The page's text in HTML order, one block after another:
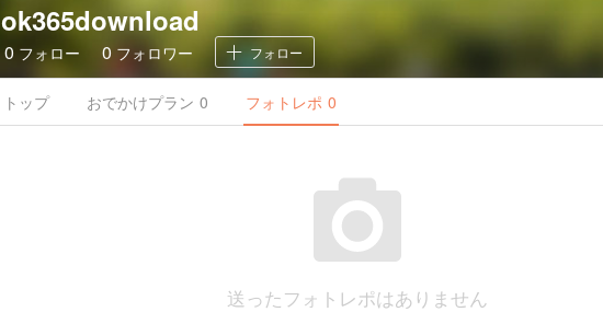
ok365download
0 フォロー 0 フォロワー フォロー
トップ おでかけプラン 0 フォトレポ 0
送ったフォトレポはありません